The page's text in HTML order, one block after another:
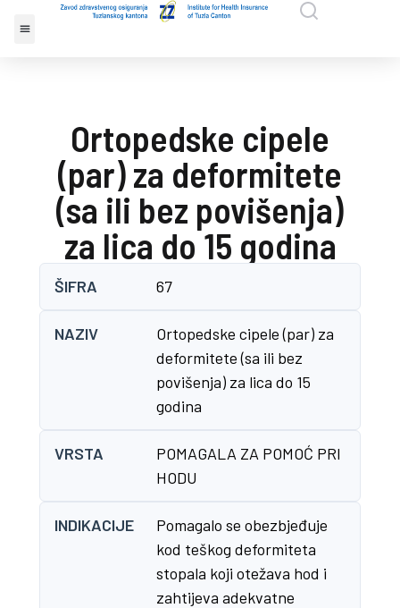
Ortopedske cipele
(par) za deformitete
(sa ili bez povišenja)
za lica do 15 godina
ŠIFRA 67
NAZIV
Ortopedske cipele (par) za
deformitete (sa ili bez
povišenja) za lica do 15
godina
VRSTA
POMAGALA ZA POMOĆ PRI
HODU
INDIKACIJE
Pomagalo se obezbjeđuje
kod teškog deformiteta
stopala koji otežava hod i
zahtijeva adekvatne